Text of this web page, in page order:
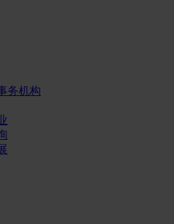
务机构